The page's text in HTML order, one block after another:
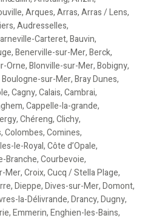
,Arques,Arras,Arras / Lens,
,Audresselles,
Carteret,Bauvin,
,Benerville-sur-Mer,Berck,
Orne,Blonville-sur-Mer,Bobigny,
Boulogne-sur-Mer,Bray Dunes,
,Cagny,Calais,Cambrai,
,Cappelle-la-grande,
,Chéreng,Clichy,
,Colombes,Comines,
le-Royal,Côte d’Opale,
Branche,Courbevoie,
Mer,Croix,Cucq / Stella Plage,
,Dieppe,Dives-sur-Mer,Domont,
la-Délivrande,Drancy,Dugny,
,Emmerin,Enghien-les-Bains,